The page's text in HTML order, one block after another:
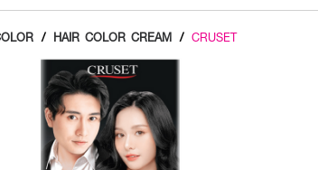
/ HAIR COLOR CREAM / CRUSET